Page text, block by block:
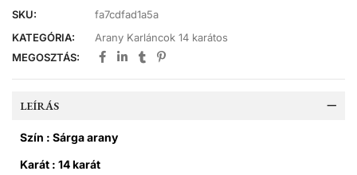
SKU:
fa7cdfad1a5a
KATEGÓRIA:
Arany Karláncok 14 karátos
MEGOSZTÁS:
LEÍRÁS
Szín : Sárga arany
Karát : 14 karát